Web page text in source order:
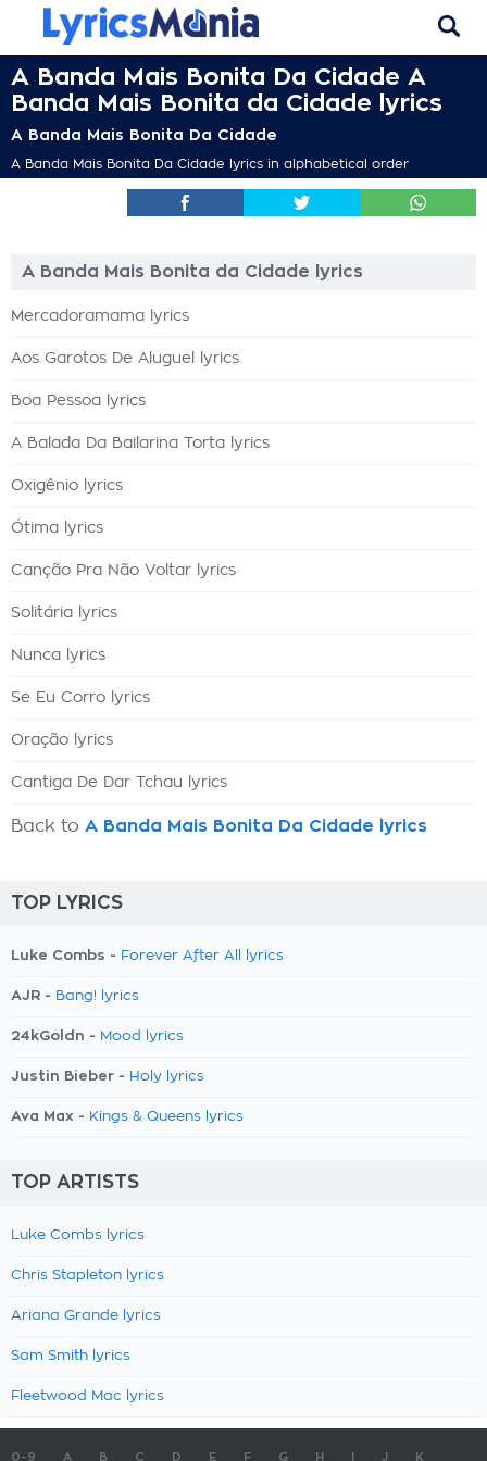
A Banda Mais Bonita Da Cidade A
Banda Mais Bonita da Cidade lyrics
A Banda Mais Bonita Da Cidade
A Banda Mais Bonita Da Cidade lyrics in alphabetical order
A Banda Mais Bonita da Cidade lyrics
Mercadoramama lyrics
Aos Garotos De Aluguel lyrics
Boa Pessoa lyrics
A Balada Da Bailarina Torta lyrics
Oxigênio lyrics
Ótima lyrics
Canção Pra Não Voltar lyrics
Solitária lyrics
Nunca lyrics
Se Eu Corro lyrics
Oração lyrics
Cantiga De Dar Tchau lyrics
Back to A Banda Mais Bonita Da Cidade lyrics
TOP LYRICS
Luke Combs - Forever After All lyrics
AJR - Bang! lyrics
24kGoldn - Mood lyrics
Justin Bieber - Holy lyrics
Ava Max - Kings & Queens lyrics
TOP ARTISTS
Luke Combs lyrics
Chris Stapleton lyrics
Ariana Grande lyrics
Sam Smith lyrics
Fleetwood Mac lyrics
0-9 A B C D E F G H J K